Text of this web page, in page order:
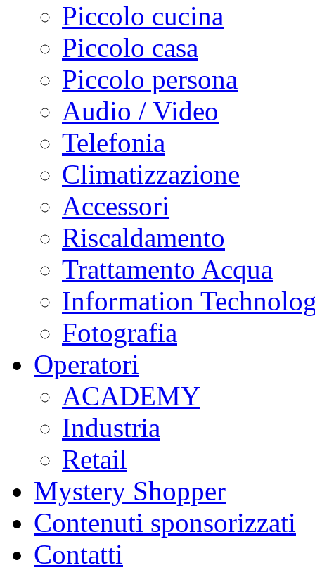
Piccolo cucina
Piccolo casa
Piccolo persona
Audio / Video
Telefonia
Climatizzazione
Accessori
Riscaldamento
Trattamento Acqua
Information
Fotografia
Operatori
ACADEMY
Industria
Retail
Mystery Shopper
Contenuti sponsorizzati
Contatti